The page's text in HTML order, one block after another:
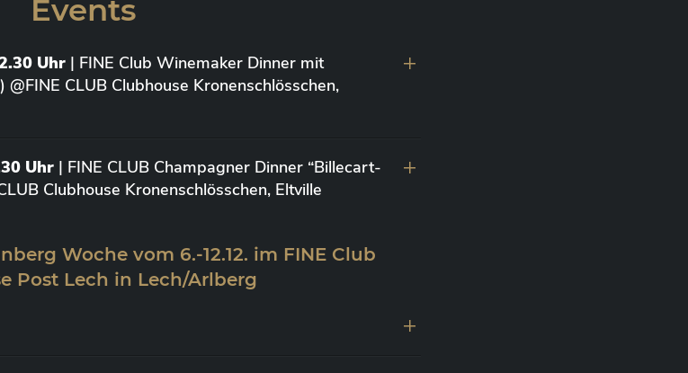
Events
Uhr | FINE Club Winemaker Dinner mit
CLUB Clubhouse Kronenschlösschen,
Uhr | FINE CLUB Champagner Dinner “Billecart-
Clubhouse Kronenschlösschen, Eltville
Woche vom 6.-12.12. im FINE Club
Post Lech in Lech/Arlberg